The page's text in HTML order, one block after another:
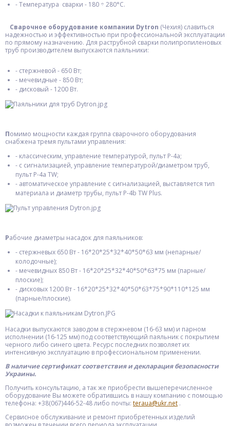
- Температура сварки - 180 ÷ 280°С.
Сварочное оборудование компании Dytron (Чехия) славиться
надежностью и эффективностью при профессиональной эксплуатации
по прямому назначению. Для раструбной сварки полипропиленовых
труб производителем выпускаются паяльники:
- стержневой - 650 Вт;
- мечевидные - 850 Вт;
- дисковый - 1200 Вт.
Помимо мощности каждая группа сварочного оборудования
снабжена тремя пультами управления:
- классическим, управление температурой, пульт Р-4а;
- с сигнализацией, управление температурой/диаметром труб,
пульт Р-4а TW;
- автоматическое управление с сигнализацией, выставляется тип
материала и диаметр трубы, пульт Р-4b TW Plus.
Рабочие диаметры насадок для паяльников:
- стержневых 650 Вт - 16*20*25*32*40*50*63 мм (непарные/
колодочные);
- мечевидных 850 Вт - 16*20*25*32*40*50*63*75 мм (парные/
плоские);
- дисковых 1200 Вт - 16*20*25*32*40*50*63*75*90*110*125 мм
(парные/плоские).
Насадки выпускаются заводом в стержневом (16-63 мм) и парном
исполнении (16-125 мм) под соответствующий паяльник с покрытием
черного либо синего цвета. Ресурс последних позволяет их
интенсивную эксплуатацию в профессиональном применении.
В наличие сертификат соответствия и декларация безопасности
Украины.
Получить консультацию, а так же приобрести вышеперечисленное
оборудование Вы можете обратившись в нашу компанию с помощью
телефона: +38(067)446-52-48 либо почты: teraua@ukr.net .
Сервисное обслуживание и ремонт приобретенных изделий